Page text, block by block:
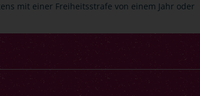
mit einer Freiheitsstrafe von einem Jahr oder